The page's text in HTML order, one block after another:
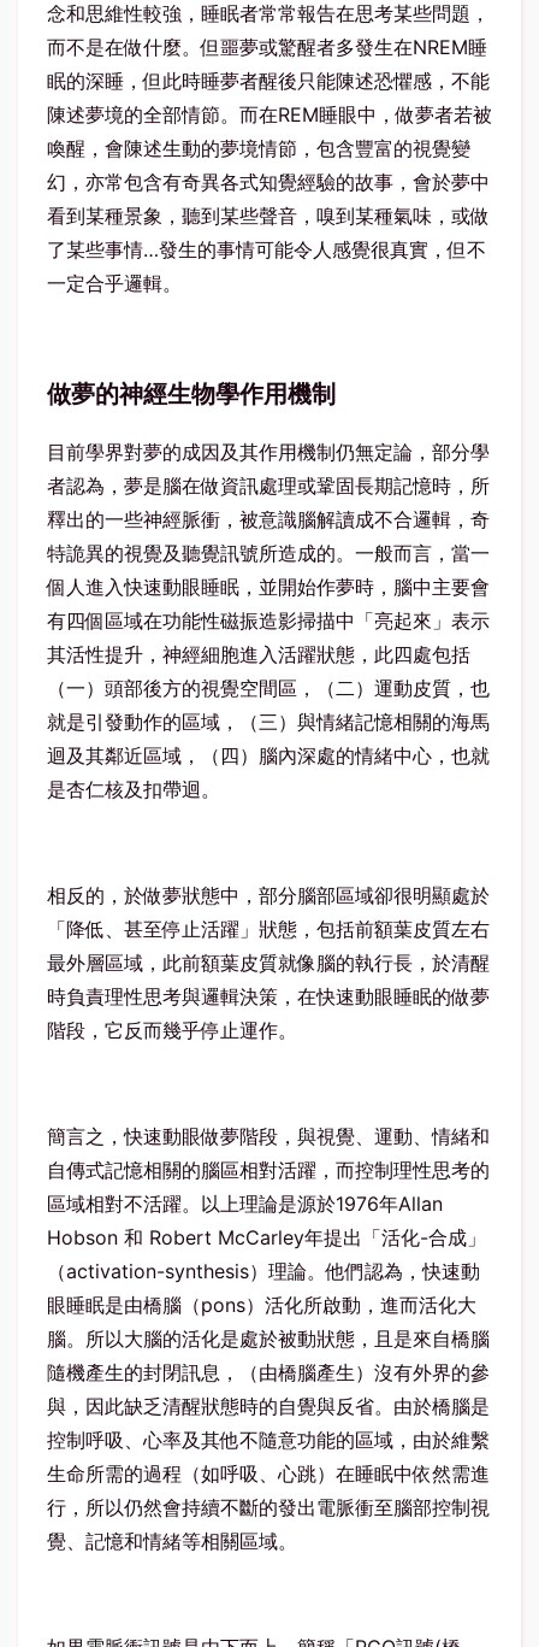
念和思維性較強，睡眠者常常報告在思考某些問題，
而不是在做什麼。但噩夢或驚醒者多發生在NREM睡
眠的深睡，但此時睡夢者醒後只能陳述恐懼感，不能
陳述夢境的全部情節。而在REM睡眼中，做夢者若被
喚醒，會陳述生動的夢境情節，包含豐富的視覺變
幻，亦常包含有奇異各式知覺經驗的故事，會於夢中
看到某種景象，聽到某些聲音，嗅到某種氣味，或做
了某些事情…發生的事情可能令人感覺很真實，但不
一定合乎邏輯。
做夢的神經生物學作用機制
目前學界對夢的成因及其作用機制仍無定論，部分學
者認為，夢是腦在做資訊處理或鞏固長期記憶時，所
釋出的一些神經脈衝，被意識腦解讀成不合邏輯，奇
特詭異的視覺及聽覺訊號所造成的。一般而言，當一
個人進入快速動眼睡眠，並開始作夢時，腦中主要會
有四個區域在功能性磁振造影掃描中「亮起來」表示
其活性提升，神經細胞進入活躍狀態，此四處包括
（一）頭部後方的視覺空間區，（二）運動皮質，也
就是引發動作的區域，（三）與情緒記憶相關的海馬
迴及其鄰近區域，（四）腦內深處的情緒中心，也就
是杏仁核及扣帶迴。
相反的，於做夢狀態中，部分腦部區域卻很明顯處於
「降低、甚至停止活躍」狀態，包括前額葉皮質左右
最外層區域，此前額葉皮質就像腦的執行長，於清醒
時負責理性思考與邏輯決策，在快速動眼睡眠的做夢
階段，它反而幾乎停止運作。
簡言之，快速動眼做夢階段，與視覺、運動、情緒和
自傳式記憶相關的腦區相對活躍，而控制理性思考的
區域相對不活躍。以上理論是源於1976年Allan
Hobson 和 Robert McCarley年提出「活化-合成」
（activation-synthesis）理論。他們認為，快速動
眼睡眠是由橋腦（pons）活化所啟動，進而活化大
腦。所以大腦的活化是處於被動狀態，且是來自橋腦
隨機產生的封閉訊息，（由橋腦產生）沒有外界的參
與，因此缺乏清醒狀態時的自覺與反省。由於橋腦是
控制呼吸、心率及其他不隨意功能的區域，由於維繫
生命所需的過程（如呼吸、心跳）在睡眠中依然需進
行，所以仍然會持續不斷的發出電脈衝至腦部控制視
覺、記憶和情緒等相關區域。